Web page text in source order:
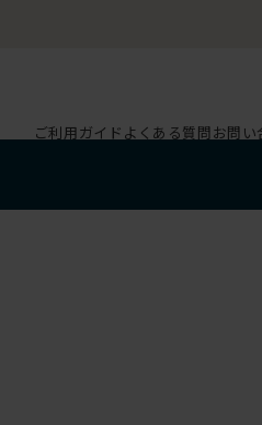
ご利用ガイド よくある質問お問い